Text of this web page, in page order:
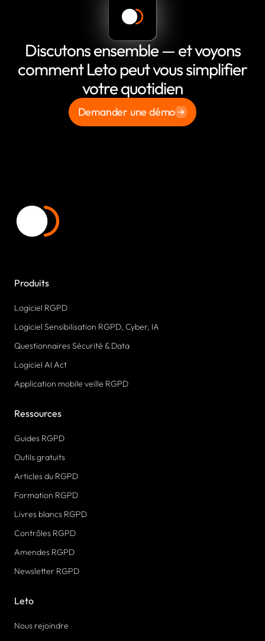
Discutons ensemble — et voyons
comment Leto peut vous simplifier
votre quotidien
Demander une démo
Produits
Logiciel RGPD
Logiciel Sensibilisation RGPD, Cyber, IA
Questionnaires Sécurité & Data
Logiciel AI Act
Application mobile veille RGPD
Ressources
Guides RGPD
Outils gratuits
Articles du RGPD
Formation RGPD
Livres blancs RGPD
Contrôles RGPD
Amendes RGPD
Newsletter RGPD
Leto
Nous rejoindre